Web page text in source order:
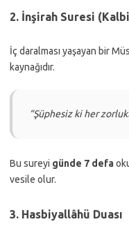
2. İnşirah Suresi
İç daralması yaşayan bir
kaynağıdır.
“Şüphesiz ki her
Bu sureyi günde 7 defa
vesile olur.
3. Hasbiyallâhü Duası